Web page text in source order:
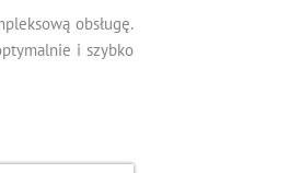
obsługę.
i szybko